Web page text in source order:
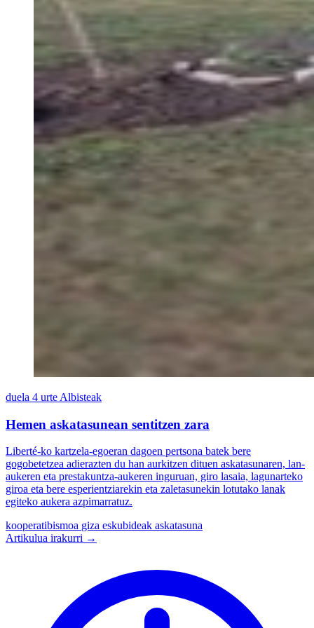
duela 4 urte Albisteak
Hemen askatasunean sentitzen zara
Liberté-ko kartzela-egoeran dagoen pertsona batek bere
gogobetetzea adierazten du han aurkitzen dituen askatasunaren, lan-
aukeren eta prestakuntza-aukeren inguruan, giro lasaia, lagunarteko
giroa eta bere esperientziarekin eta zaletasunekin lotutako lanak
egiteko aukera azpimarratuz.
kooperatibismoa giza eskubideak askatasuna
Artikulua irakurri →